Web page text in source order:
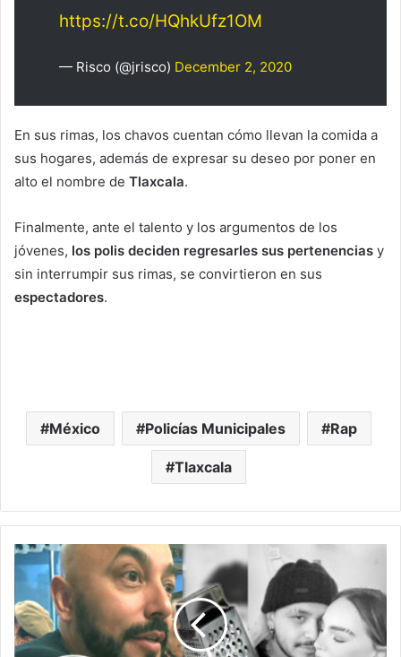
https://t.co/HQhkUfz1OM
— Risco (@jrisco) December 2, 2020
En sus rimas, los chavos cuentan cómo llevan la comida a
sus hogares, además de expresar su deseo por poner en
alto el nombre de Tlaxcala.
Finalmente, ante el talento y los argumentos de los
jóvenes, los polis deciden regresarles sus pertenencias y
sin interrumpir sus rimas, se convirtieron en sus
espectadores.
México Policías Municipales Rap
Tlaxcala
Adiós
Amor…
Lupillo
Rivera
Ya
Se